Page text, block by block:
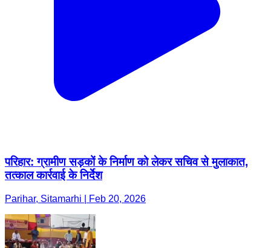
परिहार: ग्रामीण सड़कों के निर्माण को लेकर सचिव से मुलाकात,
तत्काल कार्रवाई के निर्देश
Parihar, Sitamarhi | Feb 20, 2026